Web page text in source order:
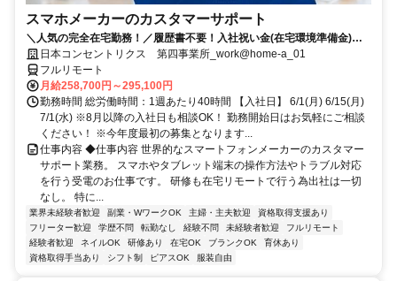
スマホメーカーのカスタマーサポート
＼人気の完全在宅勤務！／履歴書不要！入社祝い金(在宅環境準備金)最
大5万円支給！入社手続きから研修・業務とすべてフルリモートなので
お住まいに関係なく働くことが出来る環境です！
日本コンセントリクス 第四事業所_work@home-a_01
フルリモート
月給258,700円～295,100円
勤務時間 総労働時間：1週あたり40時間 【入社日】 6/1(月) 6/15(月)
7/1(水) ※8月以降の入社日も相談OK！ 勤務開始日はお気軽にご相談
ください！ ※今年度最初の募集となります...
仕事内容 ◆仕事内容 世界的なスマートフォンメーカーのカスタマー
サポート業務。 スマホやタブレット端末の操作方法やトラブル対応
を行う受電のお仕事です。 研修も在宅リモートで行う為出社は一切
なし。 特に...
業界未経験者歓迎 副業・WワークOK 主婦・主夫歓迎
資格取得支援あり
フリーター歓迎
学歴不問 転勤なし 経験不問 未経験者歓迎
フルリモート
経験者歓迎
ネイルOK 研修あり 在宅OK ブランクOK
育休あり
資格取得手当あり
シフト制 ピアスOK 服装自由